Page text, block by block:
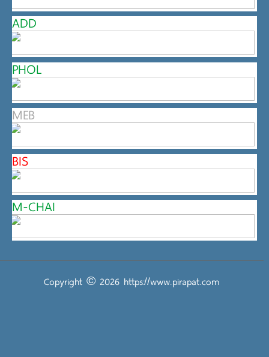
ADD
PHOL
MEB
BIS
M-CHAI
Copyright © 2026 https://www.pirapat.com